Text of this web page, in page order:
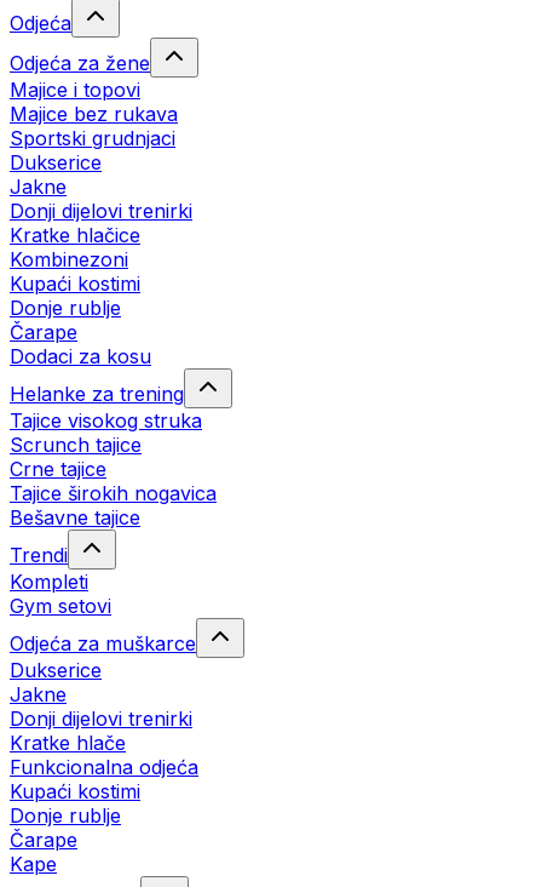
Odjeća
Odjeća za žene
Majice i topovi
Majice bez rukava
Sportski grudnjaci
Dukserice
Jakne
Donji dijelovi trenirki
Kratke hlačice
Kombinezoni
Kupaći kostimi
Donje rublje
Čarape
Dodaci za kosu
Helanke za trening
Tajice visokog struka
Scrunch tajice
Crne tajice
Tajice širokih nogavica
Bešavne tajice
Trendi
Kompleti
Gym setovi
Odjeća za muškarce
Dukserice
Jakne
Donji dijelovi trenirki
Kratke hlače
Funkcionalna odjeća
Kupaći kostimi
Donje rublje
Čarape
Kape